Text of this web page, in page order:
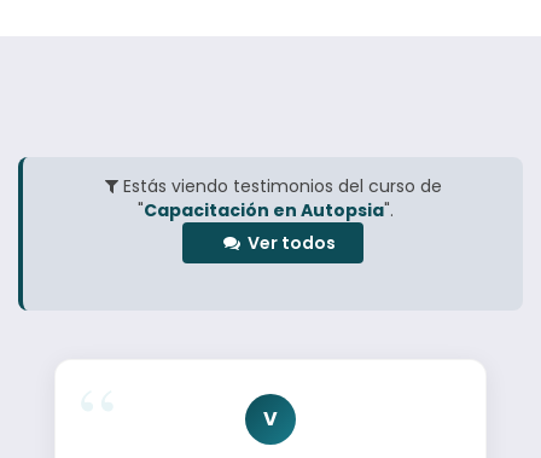
Estás viendo testimonios del curso de
"Capacitación en Autopsia".
Ver todos
V